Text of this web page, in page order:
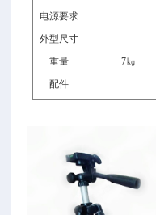
电源要求
外型尺寸
重量
7㎏
配件